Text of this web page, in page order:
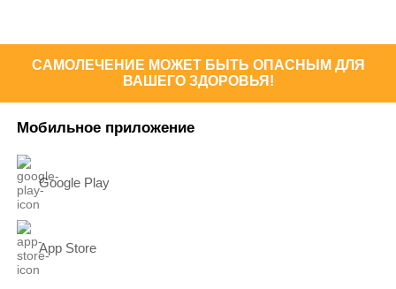
САМОЛЕЧЕНИЕ МОЖЕТ БЫТЬ ОПАСНЫМ ДЛЯ
ВАШЕГО ЗДОРОВЬЯ!
Мобильное приложение
Google Play
App Store